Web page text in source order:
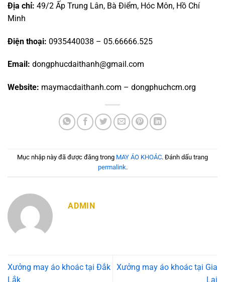
Địa chỉ: 49/2 Ấp Trung Lân, Bà Điểm, Hóc Môn, Hồ Chí
Minh
Điện thoại: 0935440038 – 05.66666.525
Email: dongphucdaithanh@gmail.com
Website: maymacdaithanh.com – dongphuchcm.org
Mục nhập này đã được đăng trong MAY ÁO KHOÁC. Đánh dấu trang
permalink.
ADMIN
Xưởng may áo khoác tại Đắk
Lắk
Xưởng may áo khoác tại Gia
Lai